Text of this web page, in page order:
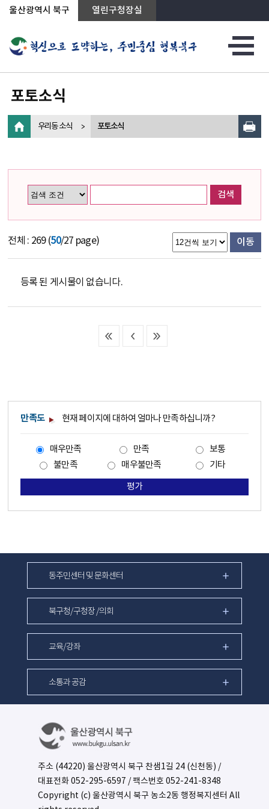
상단메뉴로 바로가기
전체메뉴로 바로가기
왼쪽메뉴로 바로가기
본문으로 바로가기
울산광역시 북구 열린구청장실
포토소식
우리동 소식 포토소식
검색
전체 : 269 (50/27 page) 이동
등록 된 게시물이 없습니다.
만족도 현재 페이지에 대하여 얼마나 만족하십니까?
매우만족 만족
보통
불만족
매우불만족 기타
평가
동주민센터 및 문화센터
북구청/구청장 /의회
교육/강좌
소통과 공감
주소 (44220) 울산광역시 북구 찬샘1길 24 (신천동) /
대표전화052-295-6597 / 팩스번호 052-241-8348
Copyright (c) 울산광역시 북구 농소2동 행정복지센터 All